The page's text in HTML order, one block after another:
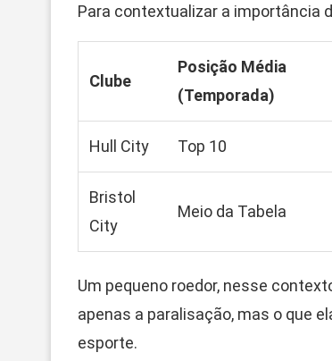
Para contextualizar a importância
Clube
Posição Média
(Temporada)
Hull City Top 10
Bristol
City
Meio da Tabela
Um pequeno roedor, nesse
apenas a paralisação, mas o que
esporte.